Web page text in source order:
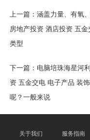
上一篇： 涵盖力量、有氧
房地产投资 酒店投资 五
类型
下一篇： 电脑培珠海星河
资 五金交电 电子产品 装
呢？一般来说
关于我们 服务指南